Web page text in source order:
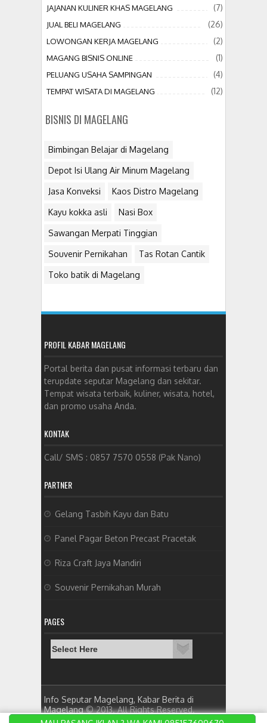
JAJANAN KULINER KHAS MAGELANG (7)
JUAL BELI MAGELANG (26)
LOWONGAN KERJA MAGELANG (2)
MAGANG BISNIS ONLINE (1)
PELUANG USAHA SAMPINGAN (4)
TEMPAT WISATA DI MAGELANG (12)
BISNIS DI MAGELANG
Bimbingan Belajar di Magelang
Depot Isi Ulang Air Minum Magelang
Jasa Konveksi Kaos Distro Magelang
Kayu kokka asli Nasi Box
Sawangan Merpati Tinggian
Souvenir Pernikahan Tas Rotan Cantik
Toko batik di Magelang
PROFIL KABAR MAGELANG
Portal berita dan pusat informasi terbaru dan
terupdate seputar Magelang dan sekitar.
Tempat wisata terbaik, kuliner, wisata, hotel,
dan promo usaha Anda.
KONTAK
Call/ SMS : 0857 7570 0558 (Pak Nano)
PARTNER
Gelang Tasbih Kayu dan Batu
Panel Pagar Beton Precast Pracetak
Riza Craft Jaya Mandiri
Souvenir Pernikahan Murah
PAGES
Info Seputar Magelang, Kabar Berita di
Magelang© 2013. All Rights Reserved.
Designed by ket qua bong da